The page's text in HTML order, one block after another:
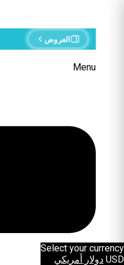
العروض
Menu
Select your currency
USD دولار أمريكي